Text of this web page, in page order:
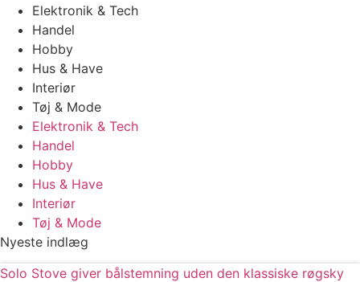
Elektronik & Tech
Handel
Hobby
Hus & Have
Interiør
Tøj & Mode
Elektronik & Tech
Handel
Hobby
Hus & Have
Interiør
Tøj & Mode
Nyeste indlæg
Solo Stove giver bålstemning uden den klassiske røgsky